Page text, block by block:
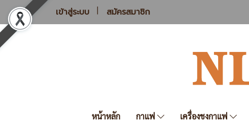
เข้าสู่ระบบ สมัครสมาชิก
หน้าหลัก กาแฟ เครื่องชงกาแฟ